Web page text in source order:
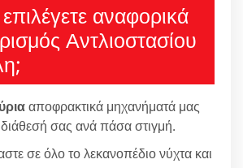
επιλέγετε αναφορικά
Αντλιοστασίου
αποφρακτικά μηχανήματά μας
διάθεσή σας ανά πάσα στιγμή.
σε όλο το λεκανοπέδιο νύχτα και